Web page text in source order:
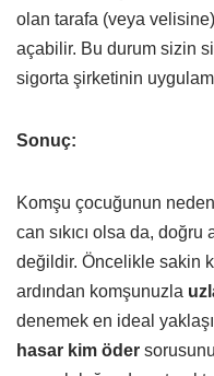
olan tarafa (veya
açabilir. Bu durum sizin
sigorta şirketinin
Sonuç:
Komşu çocuğunun
can sıkıcı olsa da, doğru
değildir. Öncelikle sakin
ardından komşunuzla
denemek en ideal
hasar kim öder